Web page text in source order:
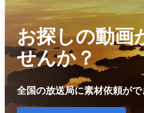
お探しの動画
せんか？
全国の放送局に素材依頼がで